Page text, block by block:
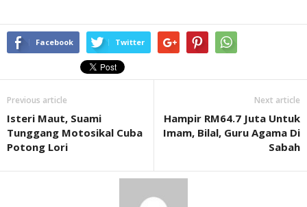
Facebook Twitter
Previous article
Isteri Maut, Suami
Tunggang Motosikal Cuba
Potong Lori
Next article
Hampir RM64.7 Juta Untuk
Imam, Bilal, Guru Agama Di
Sabah